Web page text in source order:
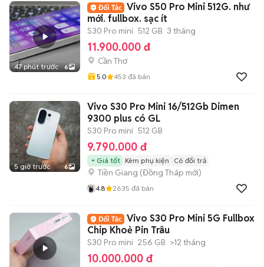
47 phút trước 6
Vivo S50 Pro Mini 512G. như
mới. fullbox. sạc ít
S30 Pro mini 512 GB 3 tháng
11.900.000 đ
Cần Thơ
5.0 453 đã bán
5 giờ trước 6
Vivo S30 Pro Mini 16/512Gb Dimen
9300 plus có GL
S30 Pro mini 512 GB
9.790.000 đ
Giá tốt Kèm phụ kiện Có đổi trả
Tiền Giang (Đồng Tháp mới)
4.8 2635 đã bán
Vivo S30 Pro Mini 5G Fullbox
Chip Khoẻ Pin Trâu
S30 Pro mini 256 GB >12 tháng
10.000.000 đ